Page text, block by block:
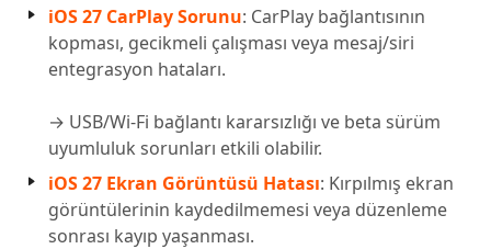
iOS 27 CarPlay Sorunu: CarPlay bağlantısının
kopması, gecikmeli çalışması veya mesaj/siri
entegrasyon hataları.
→ USB/Wi-Fi bağlantı kararsızlığı ve beta sürüm
uyumluluk sorunları etkili olabilir.
iOS 27 Ekran Görüntüsü Hatası: Kırpılmış ekran
görüntülerinin kaydedilmemesi veya düzenleme
sonrası kayıp yaşanması.